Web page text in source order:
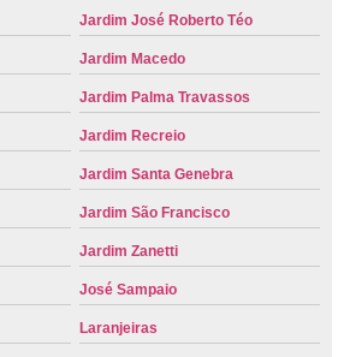
Jardim José Roberto Téo
Jardim Macedo
Jardim Palma Travassos
Jardim Recreio
Jardim Santa Genebra
Jardim São Francisco
Jardim Zanetti
José Sampaio
Laranjeiras